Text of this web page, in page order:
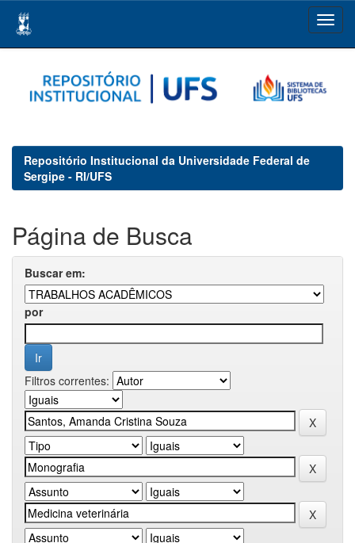
navigation
Repositório Institucional da Universidade Federal de
Sergipe - RI/UFS
Página de Busca
Buscar em:
por
Filtros correntes: